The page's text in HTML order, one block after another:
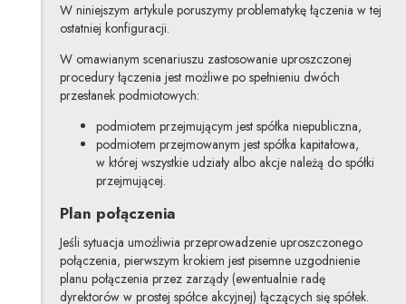
W niniejszym artykule poruszymy problematykę łączenia w tej
ostatniej konfiguracji.
W omawianym scenariuszu zastosowanie uproszczonej
procedury łączenia jest możliwe po spełnieniu dwóch
przesłanek podmiotowych:
podmiotem przejmującym jest spółka niepubliczna,
podmiotem przejmowanym jest spółka kapitałowa,
w której wszystkie udziały albo akcje należą do spółki
przejmującej.
Plan połączenia
Jeśli sytuacja umożliwia przeprowadzenie uproszczonego
połączenia, pierwszym krokiem jest pisemne uzgodnienie
planu połączenia przez zarządy (ewentualnie radę
dyrektorów w prostej spółce akcyjnej) łączących się spółek.